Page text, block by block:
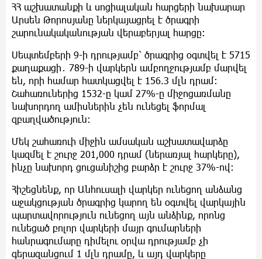
ՀՀ աշխատանքի և սոցիալական հարցերի նախարար
Արսեն Թորոսյանը ներկայացրել է ծրագրի
շարունակականության վերաբերյալ հարցը։
Սեպտեմբերի 9-ի դրությամբ՝ ծրագրից օգտվել է 5715
քաղաքացի․ 789-ի վարկերն ամբողջությամբ մարվել
են, որի համար հատկացվել է 156.3 մլն դրամ։
Շահառուներից 1532-ը կամ 27%-ը միջոցառմանը
նախորդող ամիսներին չեն ունեցել ֆորմալ
զբաղվածություն։
Մեկ շահառուի միջին ամսական աշխատավարձը
կազմել է շուրջ 201,000 դրամ (ներառյալ հարկերը),
ինչը նախորդ ցուցանիշից բարձր է շուրջ 37%-ով։
Հիշեցնենք, որ Անհուսալի վարկեր ունեցող անձանց
աջակցության ծրագրից կարող են օգտվել վարկային
պարտավորություն ունեցող այն անձինք, որոնց
ունեցած բոլոր վարկերի մայր գումարների
հանրագումարը դիմելու օրվա դրությամբ չի
գերազանցում 1 մլն դրամը, և այդ վարկերը